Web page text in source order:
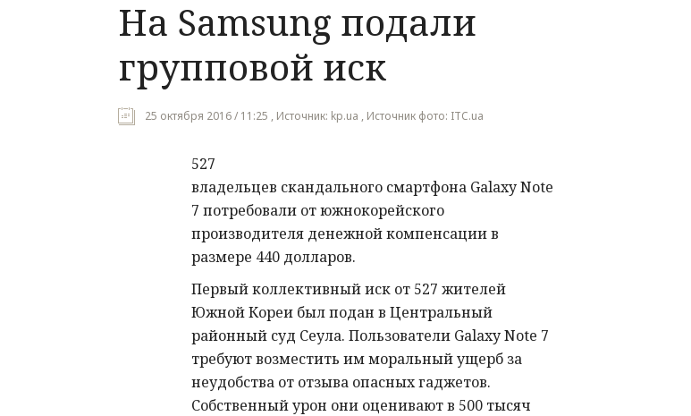
На Samsung подали
групповой иск
25 октября 2016 / 11:25 , Источник: kp.ua , Источник фото: ITC.ua
527
владельцев скандального смартфона Galaxy Note
7 потребовали от южнокорейского
производителя денежной компенсации в
размере 440 долларов.
Первый коллективный иск от 527 жителей
Южной Кореи был подан в Центральный
районный суд Сеула. Пользователи Galaxy Note 7
требуют возместить им моральный ущерб за
неудобства от отзыва опасных гаджетов.
Собственный урон они оценивают в 500 тысяч